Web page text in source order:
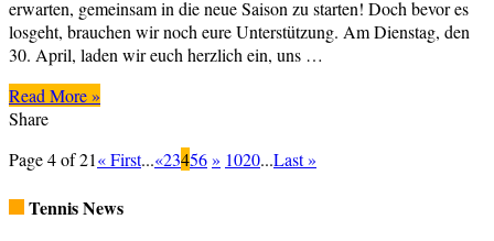
erwarten, gemeinsam in die neue Saison zu starten! Doch bevor es
losgeht, brauchen wir noch eure Unterstützung. Am Dienstag, den
30. April, laden wir euch herzlich ein, uns …
Read More »
Share
Page 4 of 21« First...«23456» 1020...Last »
Tennis News